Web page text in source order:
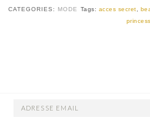
CATEGORIES: MODE Tags: acces secret,
ADRESSE